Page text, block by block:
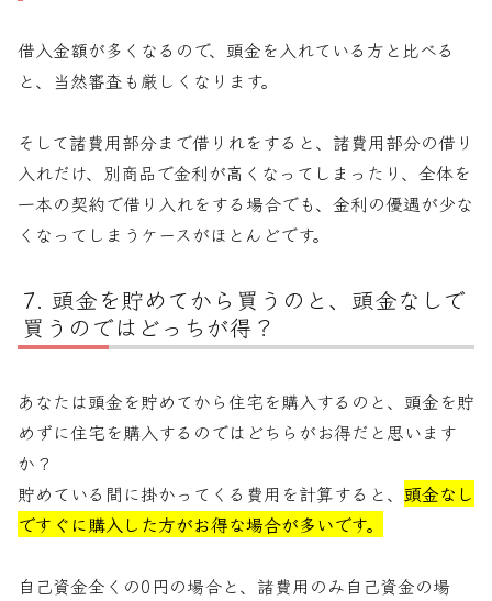
借入金額が多くなるので、頭金を入れている方と比べる
と、当然審査も厳しくなります。
そして諸費用部分まで借りれをすると、諸費用部分の借り
入れだけ、別商品で金利が高くなってしまったり、全体を
一本の契約で借り入れをする場合でも、金利の優遇が少な
くなってしまうケースがほとんどです。
頭金を貯めてから買うのと、頭金なしで
買うのではどっちが得？
あなたは頭金を貯めてから住宅を購入するのと、頭金を貯
めずに住宅を購入するのではどちらがお得だと思います
か？
貯めている間に掛かってくる費用を計算すると、 頭金なし
ですぐに購入した方がお得な場合が多いです。
自己資金全くの0円の場合と、諸費用のみ自己資金の場